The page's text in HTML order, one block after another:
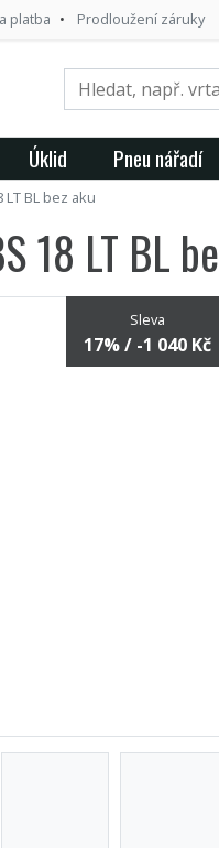
platba Prodloužení záruky
Úklid Pneu nářadí
LT BL bez aku
18 LT BL
Sleva
17% / -1 040 Kč